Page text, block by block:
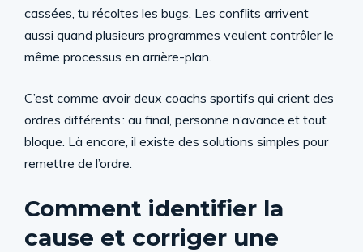
cassées, tu récoltes les bugs. Les conflits arrivent
aussi quand plusieurs programmes veulent contrôler le
même processus en arrière-plan.
C’est comme avoir deux coachs sportifs qui crient des
ordres différents : au final, personne n’avance et tout
bloque. Là encore, il existe des solutions simples pour
remettre de l’ordre.
Comment identifier la
cause et corriger une